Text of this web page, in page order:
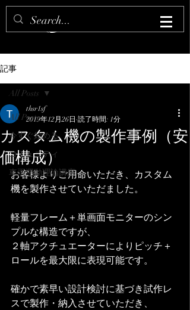
記事
All Posts
今すぐ始める
コミュニティ
車両運動理論講座
All Posts
カスタム機の製作事例（安
価構成）
thsr1sf
2019年12月26日 読了時間: 1分
お客様よりご用命いただき、カスタム
機を製作させていただました。
軽量フレーム＋単画面モニターのシン
プルな構造ですが、
２軸アクチュエーターによりピッチ＋
ロールを最大限に表現可能です。
確かで素早い設計検討に基づき試作レ
スで製作・納入させていただき、